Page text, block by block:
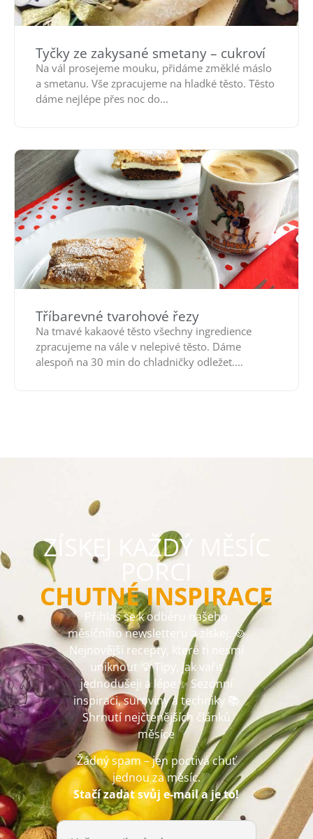
Tyčky ze zakysané smetany – cukroví
Na vál prosejeme mouku, přidáme změklé máslo
a smetanu. Vše zpracujeme na hladké těsto. Těsto
dáme nejlépe přes noc do...
Tříbarevné tvarohové řezy
Na tmavé kakaové těsto všechny ingredience
zpracujeme na vále v nelepivé těsto. Dáme
alespoň na 30 min do chladničky odležet....
ZÍSKEJ KAŽDÝ MĚSÍC
PORCI
CHUTNÉ INSPIRACE
Přihlas se k odběru našeho
měsíčního newsletteru a získej: 🥘
Nejnovější recepty, které ti nesmí
uniknout 💡 Tipy, jak vařit
jednodušeji a lépe ✨ Sezónní
inspiraci, suroviny a techniky 📚
Shrnutí nejčtenějších článků
měsíce
Žádný spam – jen poctivá chuť
jednou za měsíc.
Stačí zadat svůj e-mail a je to!